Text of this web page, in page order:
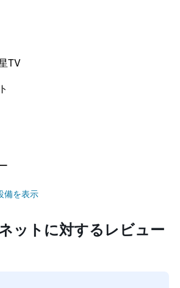
TV
備を表示
ットに対するレビュー